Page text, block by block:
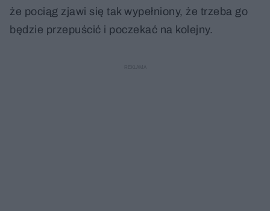
że pociąg zjawi się tak wypełniony, że trzeba go
będzie przepuścić i poczekać na kolejny.